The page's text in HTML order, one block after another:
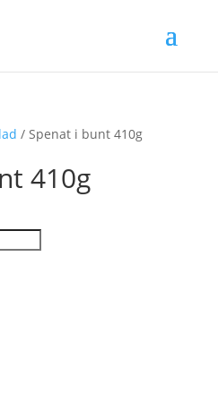
/ Spenat i bunt 410g
410g